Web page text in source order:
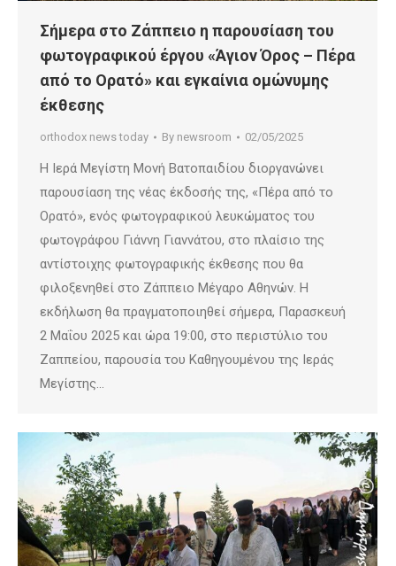
Σήμερα στο Ζάππειο η παρουσίαση του
φωτογραφικού έργου «Άγιον Όρος – Πέρα
από το Ορατό» και εγκαίνια ομώνυμης
έκθεσης
orthodox news today By newsroom 02/05/2025
Η Ιερά Μεγίστη Μονή Βατοπαιδίου διοργανώνει
παρουσίαση της νέας έκδοσής της, «Πέρα από το
Ορατό», ενός φωτογραφικού λευκώματος του
φωτογράφου Γιάννη Γιαννάτου, στο πλαίσιο της
αντίστοιχης φωτογραφικής έκθεσης που θα
φιλοξενηθεί στο Ζάππειο Μέγαρο Αθηνών. Η
εκδήλωση θα πραγματοποιηθεί σήμερα, Παρασκευή
2 Μαΐου 2025 και ώρα 19:00, στο περιστύλιο του
Ζαππείου, παρουσία του Καθηγουμένου της Ιεράς
Μεγίστης…